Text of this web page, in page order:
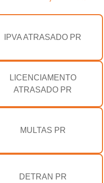
IPVA ATRASADO PR
LICENCIAMENTO
ATRASADO PR
MULTAS PR
DETRAN PR